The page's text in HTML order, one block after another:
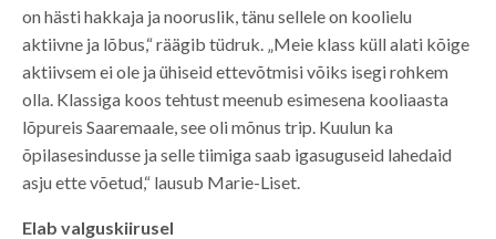
on hästi hakkaja ja nooruslik, tänu sellele on koolielu
aktiivne ja lõbus,“ räägib tüdruk. „Meie klass küll alati kõige
aktiivsem ei ole ja ühiseid ettevõtmisi võiks isegi rohkem
olla. Klassiga koos tehtust meenub esimesena kooliaasta
lõpureis Saaremaale, see oli mõnus trip. Kuulun ka
õpilasesindusse ja selle tiimiga saab igasuguseid lahedaid
asju ette võetud,“ lausub Marie-Liset.
Elab valguskiirusel